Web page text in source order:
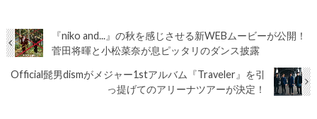
『niko and...』の秋を感じさせる新WEBムービーが公開！
菅田将暉と小松菜奈が息ピッタリのダンス披露
Official髭男dismがメジャー1stアルバム『Traveler』を引
っ提げてのアリーナツアーが決定！